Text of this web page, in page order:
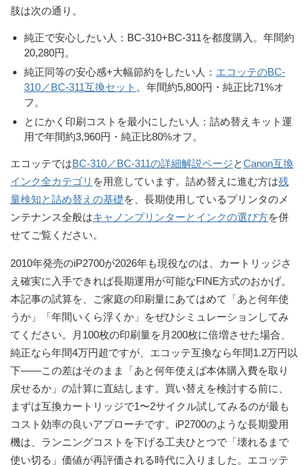
肢は次の通り。
純正で安心したい人 ：BC-310+BC-311を都度購入。年間約
20,280円。
純正同等の安心感+大幅節約をしたい人 ： エコッテのBC-
310／BC-311互換セット 。年間約5,800円・純正比71%オ
フ。
とにかく印刷コストを最小にしたい人 ：詰め替えキット運
用で年間約3,960円・純正比80%オフ。
エコッテではBC-310／BC-311の詳細解説ページとCanon互換
インク全カテゴリ を用意しています。詰め替えに進む方は残
量検知と詰め替えの基礎を、長期使用しているプリンタのメ
ンテナンス全般はキャノンプリンターとインクの選び方を併
せてご覧ください。
2010年発売のiP2700が2026年も現役なのは、
カートリッジさ
え確実に入手できれば長期運用が可能なFINE方式のおかげ。
本記事の試算を、ご家庭の印刷量にあてはめて「あと何年使
うか」「年間いくら浮くか」をぜひシミュレーションしてみ
てください。月100枚の印刷量を月200枚に倍増させた場合、
純正なら年間4万円超ですが、エコッテ互換なら年間1.2万円以
下――この差はそのまま「あと何年使えば本体購入費を取り
戻せるか」の計算に直結します。買い替えを検討する前に、
まずは互換カートリッジで1〜2サイクル試してみるのが最も
コスト効率の良いアプローチです。iP2700のような長期愛用
機は、ランニングコストを下げる工夫ひとつで「壊れるまで
使い切る」価値が再評価される時代に入りました。エコッテ